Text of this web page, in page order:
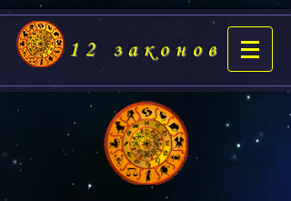
12 законов